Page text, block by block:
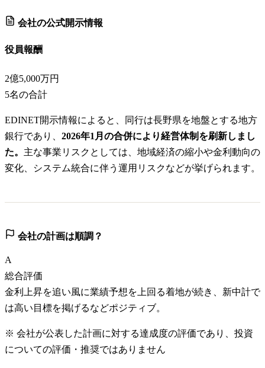
会社の公式開示情報
役員報酬
2億5,000万円
5名の合計
EDINET開示情報によると、同行は長野県を地盤とする地方
銀行であり、 2026年1月の合併により経営体制を刷新しまし
た。 主な事業リスクとしては、地域経済の縮小や金利動向の
変化、システム統合に伴う運用リスクなどが挙げられます。
会社の計画は順調？
A
総合評価
金利上昇を追い風に業績予想を上回る着地が続き、新中計で
は高い目標を掲げるなどポジティブ。
※ 会社が公表した計画に対する達成度の評価であり、投資
についての評価・推奨ではありません